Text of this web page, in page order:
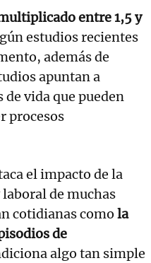
entre 1,5 y
estudios recientes
además de
apuntan a
vida que pueden
procesos
el impacto de la
de muchas
cotidianas como la
de
algo tan simple